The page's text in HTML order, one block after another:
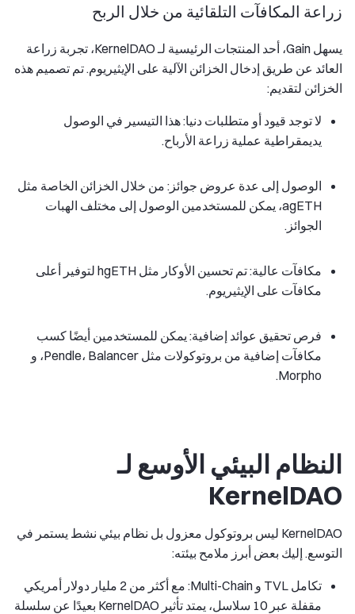
زراعة المكافآت التلقائية من خلال الربح
يسهل Gain، أحد المنتجات الرئيسية لـ KernelDAO، تجربة زراعة
العائد عن طريق إدخال الخزائن الآلية على الإيثيريوم. تم تصميم هذه
الخزائن لتقديم:
لا توجد قيود أو متطلبات دنيا: هذا التيسير في الوصول
يديمقراطية عملية زراعة الأرباح.
الوصول إلى عدة عروض جوائز: من خلال الخزائن الخاصة مثل
agETH، يمكن للمستخدمين الوصول إلى مختلف الهبات
الجوائز.
مكافآت عالية: تم تحسين الأوكار مثل hgETH لتوفير أعلى
مكافآت على الإيثيريوم.
فرص تحقيق عوائد إضافية: يمكن للمستخدمين أيضًا كسب
مكافآت إضافية من بروتوكولات مثل Pendle، Balancer، و
Morpho.
النظام البيئي الأوسع لـ
KernelDAO
KernelDAO ليس بروتوكول معزول بل نظام بيئي نشط يستمر في
التوسع. إليك بعض أبرز ملامح بيئته:
تكامل TVL و Multi-Chain: مع أكثر من 2 مليار دولار أمريكي
مقفلة عبر 10 سلاسل، يمتد تأثير KernelDAO بعيدًا عن سلسلة